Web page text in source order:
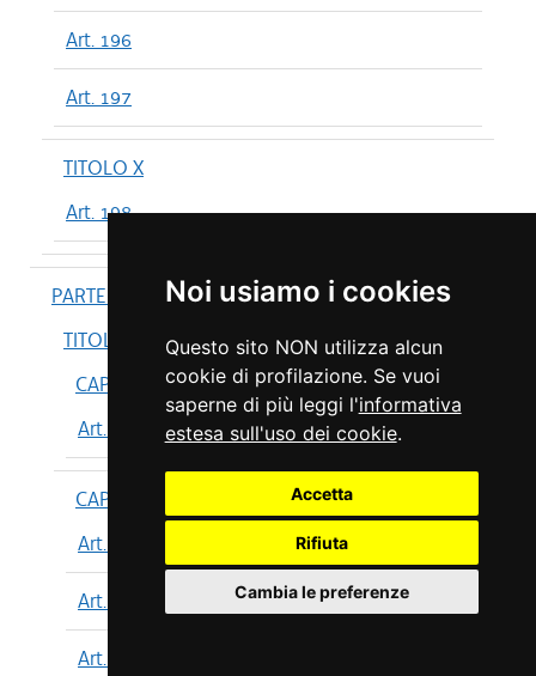
Noi usiamo i cookies
Questo sito NON utilizza alcun
cookie di profilazione. Se vuoi
saperne di più leggi l'informativa
estesa sull'uso dei cookie.
Accetta
Rifiuta
Cambia le preferenze
Art. 196
Art. 197
TITOLO X
Art. 198
PARTE IV
TITOLO I
CAPO I
Art. 199
CAPO II
Art. 200
Art. 201
Art. 202